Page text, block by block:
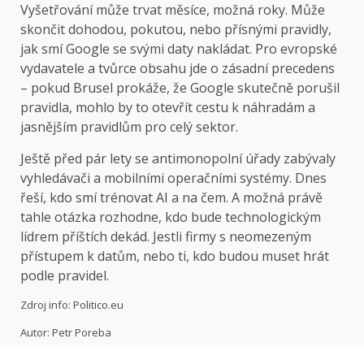
Vyšetřování může trvat měsíce, možná roky. Může
skončit dohodou, pokutou, nebo přísnými pravidly,
jak smí Google se svými daty nakládat. Pro evropské
vydavatele a tvůrce obsahu jde o zásadní precedens
– pokud Brusel prokáže, že Google skutečně porušil
pravidla, mohlo by to otevřít cestu k náhradám a
jasnějším pravidlům pro celý sektor.
Ještě před pár lety se antimonopolní úřady zabývaly
vyhledávači a mobilními operačními systémy. Dnes
řeší, kdo smí trénovat AI a na čem. A možná právě
tahle otázka rozhodne, kdo bude technologickým
lídrem příštích dekád. Jestli firmy s neomezeným
přístupem k datům, nebo ti, kdo budou muset hrát
podle pravidel.
Zdroj info: Politico.eu
Autor: Petr Poreba